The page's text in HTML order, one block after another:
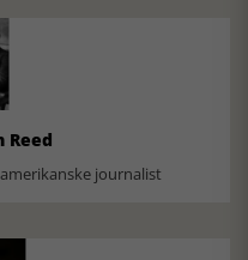
Reed
journalist